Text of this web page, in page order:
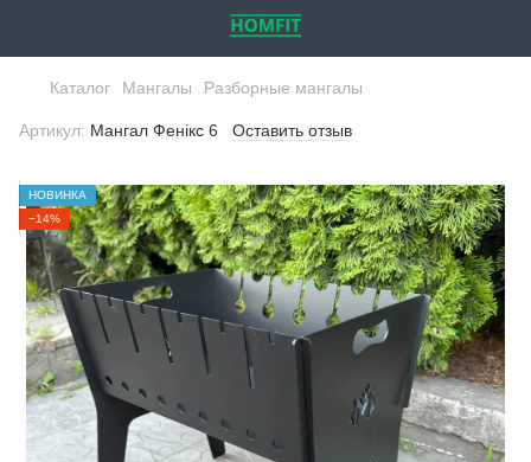
Каталог Мангалы Разборные мангалы
Артикул: Мангал Фенікс 6 Оставить отзыв
НОВИНКА
−14%